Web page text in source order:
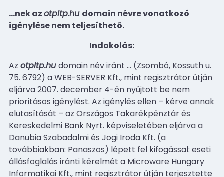
…nek azotpltp.hu domain névre vonatkozó
igénylése nem teljesíthetõ.
Indokolás:
Az otpltp.hudomain név iránt … (Zsombó, Kossuth u.
75. 6792) a WEB-SERVER Kft., mint regisztrátor útján
eljárva 2007. december 4-én nyújtott be nem
prioritásos igénylést. Az igénylés ellen – kérve annak
elutasítását – az Országos Takarékpénztár és
Kereskedelmi Bank Nyrt. képviseletében eljárva a
Danubia Szabadalmi és Jogi Iroda Kft. (a
továbbiakban: Panaszos) lépett fel kifogással: eseti
állásfoglalás iránti kérelmét a Microware Hungary
Informatikai Kft., mint regisztrátor útján terjesztette